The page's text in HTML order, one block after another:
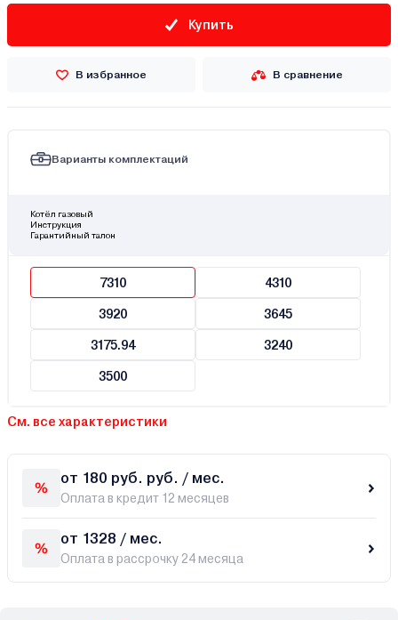
Купить
В избранное В сравнение
Варианты комплектаций
Котёл газовый
Инструкция
Гарантийный талон
7310 4310
3920 3645
3175.94 3240
3500
См. все характеристики
от 180 руб. руб. / мес.
Оплата в кредит 12 месяцев
от 1328 / мес.
Оплата в рассрочку 24 месяца